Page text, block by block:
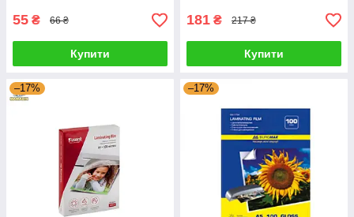
55 ₴ 66 ₴
Купити
181 ₴ 217 ₴
Купити
–17% –17%